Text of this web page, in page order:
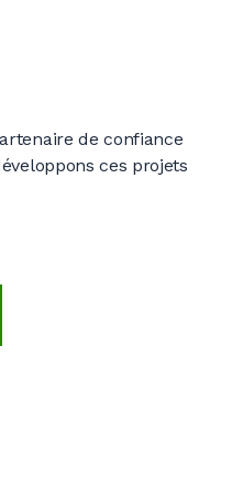
00
de confiance
ces projets